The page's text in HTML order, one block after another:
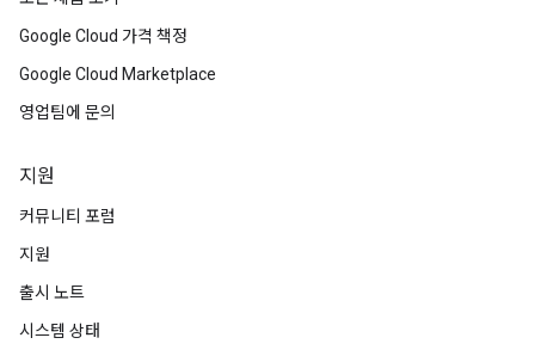
Google Cloud 가격 책정
Google Cloud Marketplace
영업팀에 문의
지원
커뮤니티 포럼
지원
출시 노트
시스템 상태